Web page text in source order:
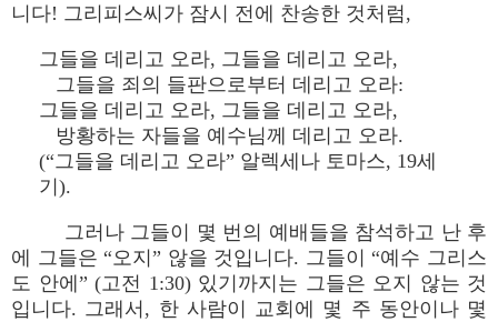
니다! 그리피스씨가 잠시 전에 찬송한 것처럼,
그들을 데리고 오라, 그들을 데리고 오라,
그들을 죄의 들판으로부터 데리고 오라:
그들을 데리고 오라, 그들을 데리고 오라,
방황하는 자들을 예수님께 데리고 오라.
(“그들을 데리고 오라” 알렉세나 토마스, 19세
기).
그러나 그들이 몇 번의 예배들을 참석하고 난 후
에 그들은 “오지” 않을 것입니다. 그들이 “예수 그리스
도 안에” (고전 1:30) 있기까지는 그들은 오지 않는 것
입니다. 그래서, 한 사람이 교회에 몇 주 동안이나 몇